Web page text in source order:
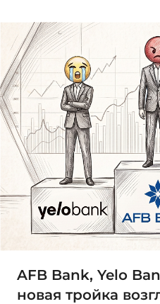
AFB Bank, Yelo
новая тройка